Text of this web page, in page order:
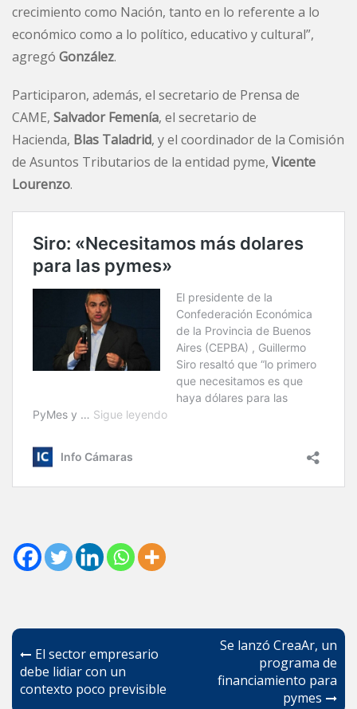
crecimiento como Nación, tanto en lo referente a lo
económico como a lo político, educativo y cultural”,
agregó González.
Participaron, además, el secretario de Prensa de
CAME, Salvador Femenía, el secretario de
Hacienda, Blas Taladrid, y el coordinador de la Comisión
de Asuntos Tributarios de la entidad pyme, Vicente
Lourenzo.
Navegación
de
entradas
El sector empresario
debe lidiar con un
contexto poco previsible
Se lanzó CreaAr, un
programa de
financiamiento para
pymes